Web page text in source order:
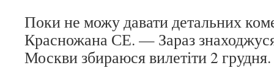
Поки не можу давати детальних
Красножана СЕ. — Зараз
Москви збираюся вилетіти 2 грудня.